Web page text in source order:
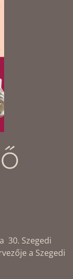
30. Szegedi
a Szegedi